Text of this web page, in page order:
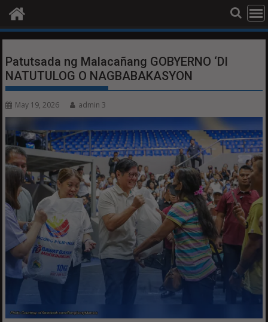
Patutsada ng Malacañang GOBYERNO ‘DI
NATUTULOG O NAGBABAKASYON
May 19, 2026 admin 3